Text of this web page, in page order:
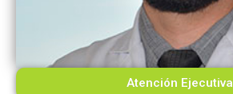
Atención Ejecutiva